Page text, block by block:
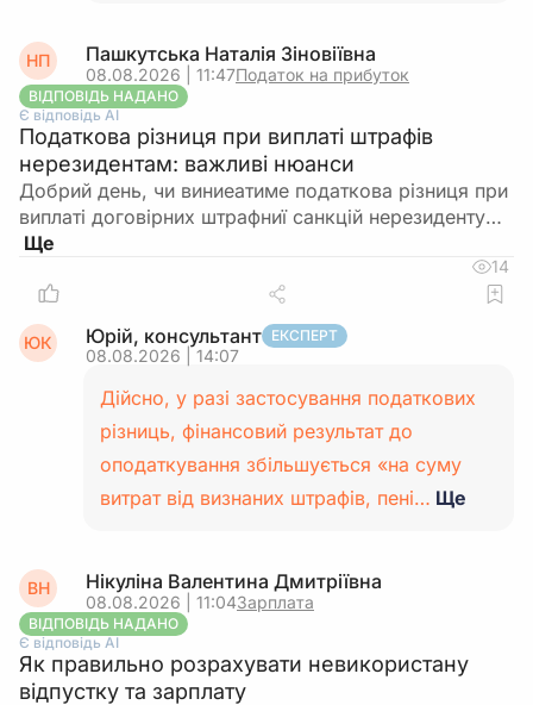
НП Пашкутська Наталія Зіновіївна
08.08.2026 | 11:47Податок на прибуток
ВІДПОВІДЬ НАДАНО
Є відповідь АІ
Податкова різниця при виплаті штрафів
нерезидентам: важливі нюанси
Добрий день, чи виниеатиме податкова різниця при
виплаті договірних штрафниї санкцій нерезиденту…
14
ЮК Юрій, консультант ЕКСПЕРТ
08.08.2026 | 14:07
Дійсно, у разі застосування податкових
різниць, фінансовий результат до
оподаткування збільшується «на суму
витрат від визнаних штрафів, пені… Ще
ВН Нікуліна Валентина Дмитріївна
08.08.2026 | 11:04Зарплата
ВІДПОВІДЬ НАДАНО
Є відповідь АІ
Як правильно розрахувати невикористану
відпустку та зарплату